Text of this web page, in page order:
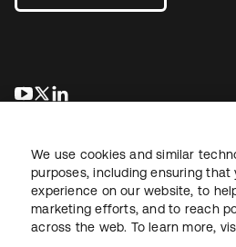
新しいタブで開く
新しいタブで開く
法務プライバシーポリシーサイト利
We use cookies and similar
purposes, including ensuring
experience on our website, to
marketing efforts, and to reach
across the web. To learn more,